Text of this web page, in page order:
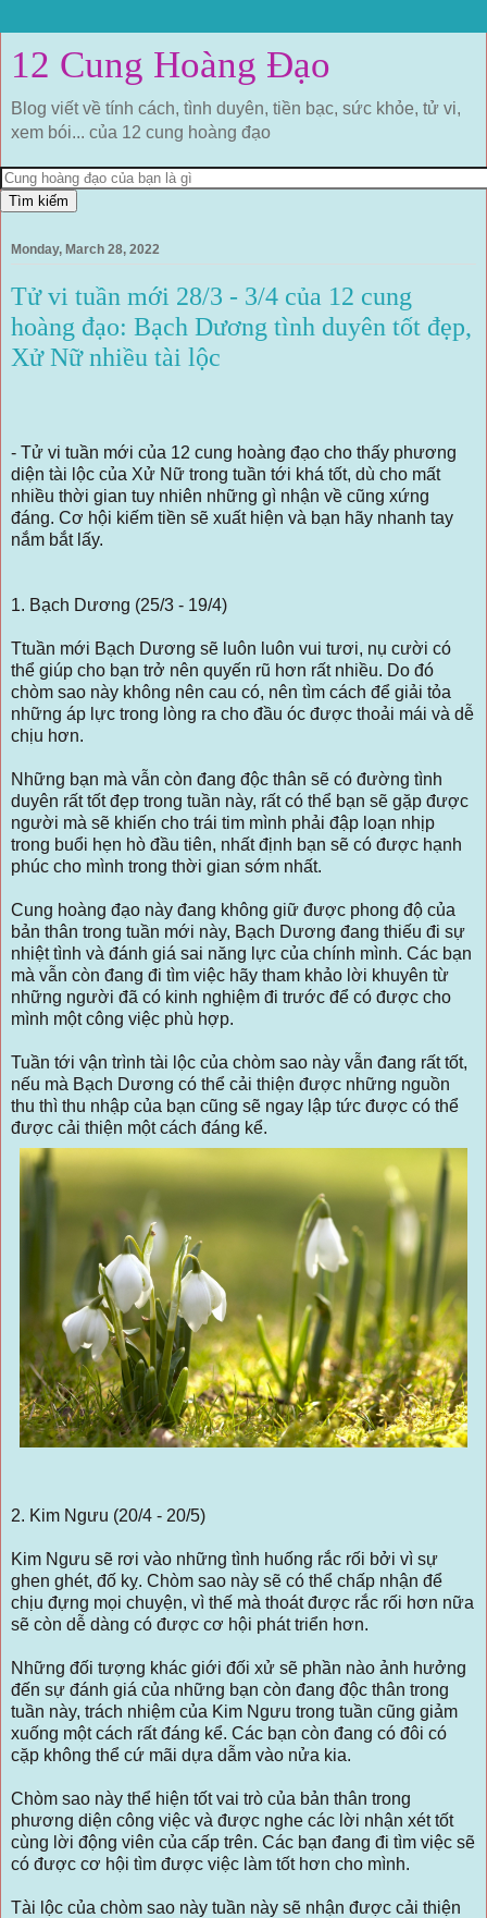
12 Cung Hoàng Đạo
Blog viết về tính cách, tình duyên, tiền bạc, sức khỏe, tử vi,
xem bói... của 12 cung hoàng đạo
Monday, March 28, 2022
Tử vi tuần mới 28/3 - 3/4 của 12 cung
hoàng đạo: Bạch Dương tình duyên tốt đẹp,
Xử Nữ nhiều tài lộc
- Tử vi tuần mới của 12 cung hoàng đạo cho thấy phương
diện tài lộc của Xử Nữ trong tuần tới khá tốt, dù cho mất
nhiều thời gian tuy nhiên những gì nhận về cũng xứng
đáng. Cơ hội kiếm tiền sẽ xuất hiện và bạn hãy nhanh tay
nắm bắt lấy.
1. Bạch Dương (25/3 - 19/4)
Ttuần mới Bạch Dương sẽ luôn luôn vui tươi, nụ cười có
thể giúp cho bạn trở nên quyến rũ hơn rất nhiều. Do đó
chòm sao này không nên cau có, nên tìm cách để giải tỏa
những áp lực trong lòng ra cho đầu óc được thoải mái và dễ
chịu hơn.
Những bạn mà vẫn còn đang độc thân sẽ có đường tình
duyên rất tốt đẹp trong tuần này, rất có thể bạn sẽ gặp được
người mà sẽ khiến cho trái tim mình phải đập loạn nhịp
trong buổi hẹn hò đầu tiên, nhất định bạn sẽ có được hạnh
phúc cho mình trong thời gian sớm nhất.
Cung hoàng đạo này đang không giữ được phong độ của
bản thân trong tuần mới này, Bạch Dương đang thiếu đi sự
nhiệt tình và đánh giá sai năng lực của chính mình. Các bạn
mà vẫn còn đang đi tìm việc hãy tham khảo lời khuyên từ
những người đã có kinh nghiệm đi trước để có được cho
mình một công việc phù hợp.
Tuần tới vận trình tài lộc của chòm sao này vẫn đang rất tốt,
nếu mà Bạch Dương có thể cải thiện được những nguồn
thu thì thu nhập của bạn cũng sẽ ngay lập tức được có thể
được cải thiện một cách đáng kể.
2. Kim Ngưu (20/4 - 20/5)
Kim Ngưu sẽ rơi vào những tình huống rắc rối bởi vì sự
ghen ghét, đố kỵ. Chòm sao này sẽ có thể chấp nhận để
chịu đựng mọi chuyện, vì thế mà thoát được rắc rối hơn nữa
sẽ còn dễ dàng có được cơ hội phát triển hơn.
Những đối tượng khác giới đối xử sẽ phần nào ảnh hưởng
đến sự đánh giá của những bạn còn đang độc thân trong
tuần này, trách nhiệm của Kim Ngưu trong tuần cũng giảm
xuống một cách rất đáng kể. Các bạn còn đang có đôi có
cặp không thể cứ mãi dựa dẫm vào nửa kia.
Chòm sao này thể hiện tốt vai trò của bản thân trong
phương diện công việc và được nghe các lời nhận xét tốt
cùng lời động viên của cấp trên. Các bạn đang đi tìm việc sẽ
có được cơ hội tìm được việc làm tốt hơn cho mình.
Tài lộc của chòm sao này tuần này sẽ nhận được cải thiện